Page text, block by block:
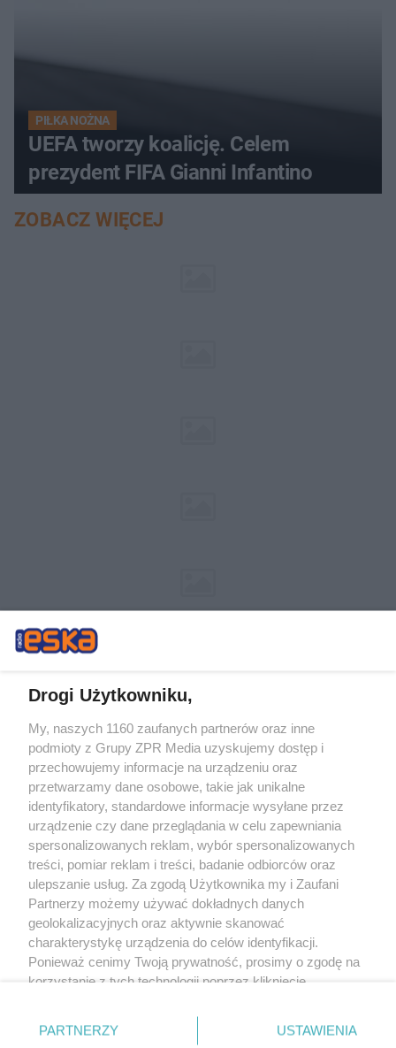
PIŁKA NOŻNA
UEFA tworzy koalicję. Celem
prezydent FIFA Gianni Infantino
ZOBACZ WIĘCEJ
Żaden utwór zamieszczony w serwisie nie może być powielany i
rozpowszechniany lub dalej rozpowszechniany w jakikolwiek sposób (w
tym także elektroniczny lub mechaniczny) na jakimkolwiek polu
eksploatacji w jakiejkolwiek formie, włącznie z umieszczaniem w Internecie
bez pisemnej zgody właściciela praw. Jakiekolwiek użycie lub
wykorzystanie utworów w całości lub w części z naruszeniem prawa, tzn.
bez właściwej zgody, jest zabronione pod groźbą kary i może być ścigane
prawnie.
O nas
Drogi Użytkowniku,
My, naszych 1160 zaufanych partnerów oraz inne
podmioty z Grupy ZPR Media uzyskujemy dostęp i
przechowujemy informacje na urządzeniu oraz
przetwarzamy dane osobowe, takie jak unikalne
identyfikatory, standardowe informacje wysyłane przez
urządzenie czy dane przeglądania w celu zapewniania
spersonalizowanych reklam, wybór spersonalizowanych
treści, pomiar reklam i treści, badanie odbiorców oraz
ulepszanie usług. Za zgodą Użytkownika my i Zaufani
Partnerzy możemy używać dokładnych danych
geolokalizacyjnych oraz aktywnie skanować
charakterystykę urządzenia do celów identyfikacji.
Ponieważ cenimy Twoją prywatność, prosimy o zgodę na
korzystanie z tych technologii poprzez kliknięcie
zmienić/wycofać klikając przycisk ustawień prywatności
znajdujący się w lewym dolnym rogu strony
PARTNERZY USTAWIENIA